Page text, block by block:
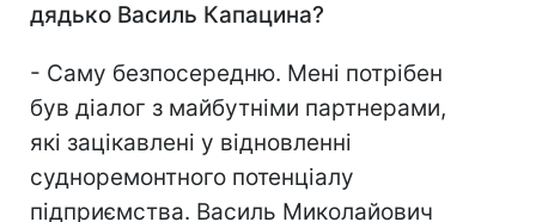
дядько Василь Капацина?
- Саму безпосередню. Мені потрібен
був діалог з майбутніми партнерами,
які зацікавлені у відновленні
судноремонтного потенціалу
підприємства. Василь Миколайович